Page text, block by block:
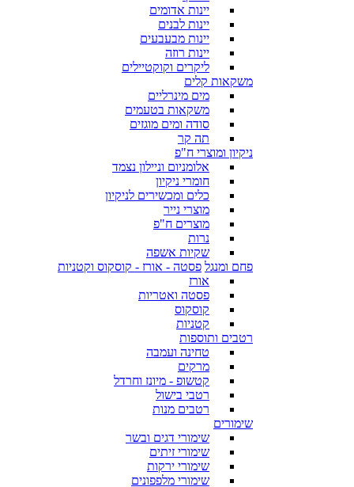
יינות אדומים
יינות לבנים
יינות מבעבעים
יינות רוזה
ליקרים וקוקטיילים
משקאות קלים
מים מינרליים
משקאות בטעמים
סודה ומים מוגזים
תה קר
ניקיון ומוצרי ח"פ
אלומניום וניילון נצמד
חומרי ניקיון
כלים ומכשירים לניקיון
מוצרי נייר
מוצרים ח"פ
נרות
שקיות אשפה
פחם ומנגל פסטה - אורז - קוסקוס וקטניות
אורז
פסטה ואטריות
קוסקוס
קטניות
רטבים ותוספות
טחינה ועמבה
מרקים
קטשופ - מיונז וחרדל
רטבי בישול
רטבים מנות
שימורים
שימורי דגים ובשר
שימורי זיתים
שימורי ירקות
שימורי מלפפונים